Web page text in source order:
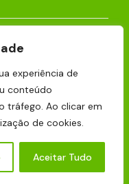
experiência de
conteúdo
tráfego. Ao clicar em
de cookies.
Aceitar Tudo
e
de acordo com a
. Marketing